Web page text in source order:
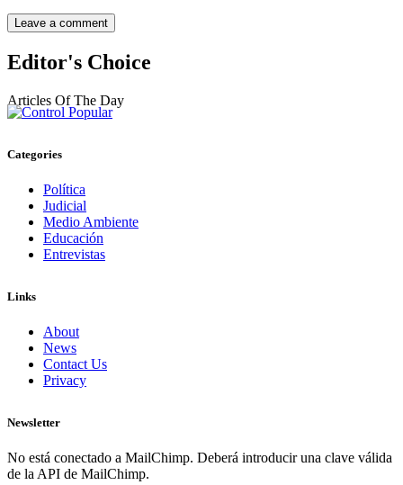
Editor's Choice
Articles Of The Day
Categories
Política
Judicial
Medio Ambiente
Educación
Entrevistas
Links
About
News
Contact Us
Privacy
Newsletter
No está conectado a MailChimp. Deberá introducir una clave válida
de la API de MailChimp.